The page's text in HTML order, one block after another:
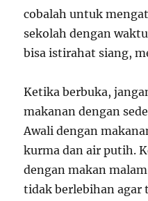
cobalah untuk
sekolah dengan
bisa istirahat siang,
Ketika berbuka,
makanan dengan
Awali dengan
kurma dan air putih.
dengan makan
tidak berlebihan agar